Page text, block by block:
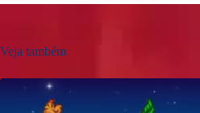
Veja também